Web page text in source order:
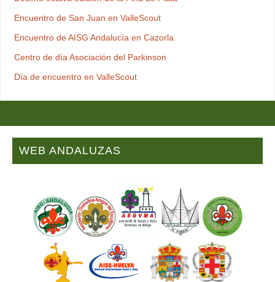
Encuentro de San Juan en ValleScout
Encuentro de AISG Andalucía en Cazorla
Centro de día Asociación del Parkinson
Día de encuentro en ValleScout
WEB ANDALUZAS